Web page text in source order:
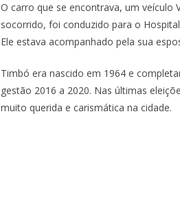
O carro que se encontrava, um veículo
socorrido, foi conduzido para o
Ele estava acompanhado pela sua
Timbó era nascido em 1964 e
gestão 2016 a 2020. Nas últimas
muito querida e carismática na cidade.